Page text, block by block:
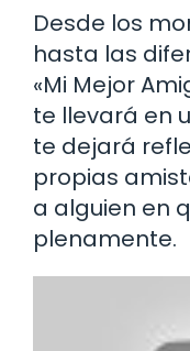
Desde los
hasta las
«Mi Mejor
te llevará en
te dejará
propias
a alguien en
plenamente.